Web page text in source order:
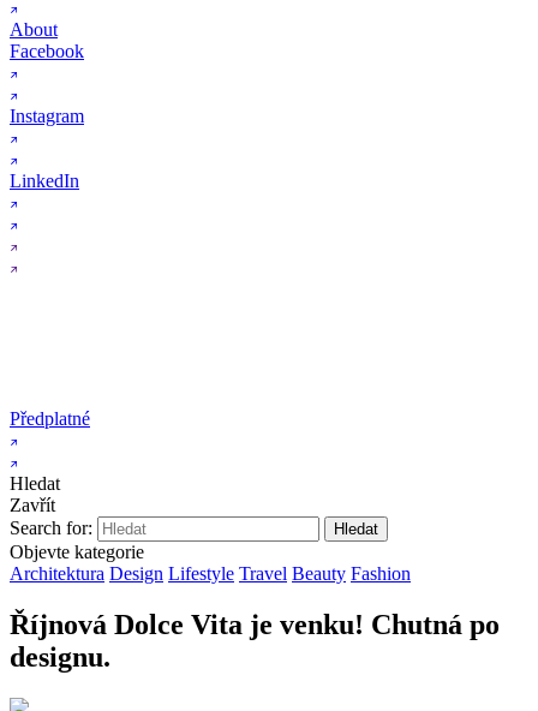
About
Facebook
Instagram
LinkedIn
Předplatné
Hledat
Zavřít
Search for:
Objevte kategorie
Architektura Design Lifestyle Travel Beauty Fashion
Říjnová Dolce Vita je venku! Chutná po
designu.